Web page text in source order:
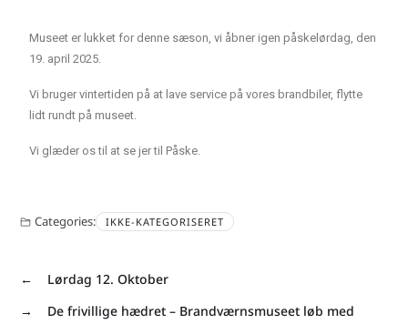
Museet er lukket for denne sæson, vi åbner igen påskelørdag, den
19. april 2025.
Vi bruger vintertiden på at lave service på vores brandbiler, flytte
lidt rundt på museet.
Vi glæder os til at se jer til Påske.
Categories: IKKE-KATEGORISERET
←
Lørdag 12. Oktober
→
De frivillige hædret – Brandværnsmuseet løb med